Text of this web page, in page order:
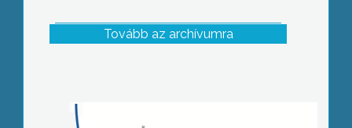
Tovább az archívumra